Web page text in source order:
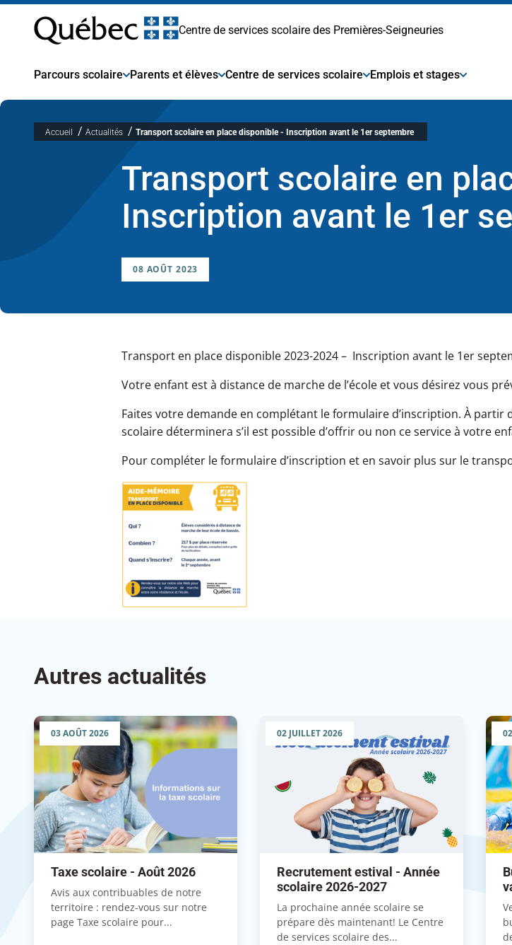
Centre
de
services
Premières-
Seigneuries
Centre de services scolaire des Premières-Seigneuries
Parcours scolaire Parents et élèves Centre de services scolaire Emplois et stages
Accueil Actualités Transport scolaire en place disponible - Inscription avant le 1er septembre
Transport scolaire en
Inscription avant le 1er
08 AOÛT 2023
Transport en place disponible 2023-2024 – Inscription avant le 1er
Votre enfant est à distance de marche de l’école et vous désirez vous
Faites votre demande en complétant le formulaire d’inscription. À partir
scolaire déterminera s’il est possible d’offrir ou non ce service à votre
Pour compléter le formulaire d’inscription et en savoir plus sur le
Autres actualités
03 AOÛT 2026
Taxe scolaire - Août 2026
Avis aux contribuables de notre
territoire : rendez-vous sur notre
page Taxe scolaire pour...
02 JUILLET 2026
Recrutement estival - Année
scolaire 2026-2027
La prochaine année scolaire se
prépare dès maintenant! Le Centre
de services scolaire des...